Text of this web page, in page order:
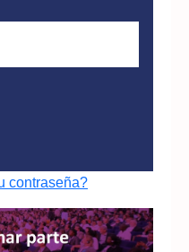
contraseña?